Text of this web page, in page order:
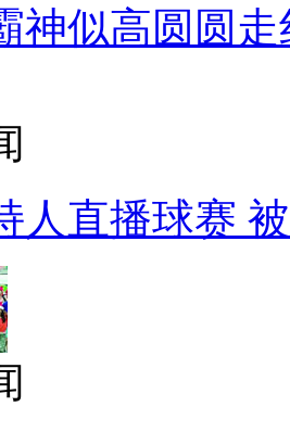
神似高圆圆走
人直播球赛